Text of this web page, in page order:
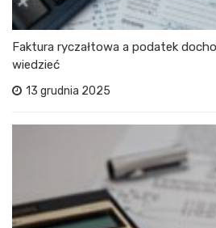
Faktura ryczałtowa a podatek
wiedzieć
13 grudnia 2025